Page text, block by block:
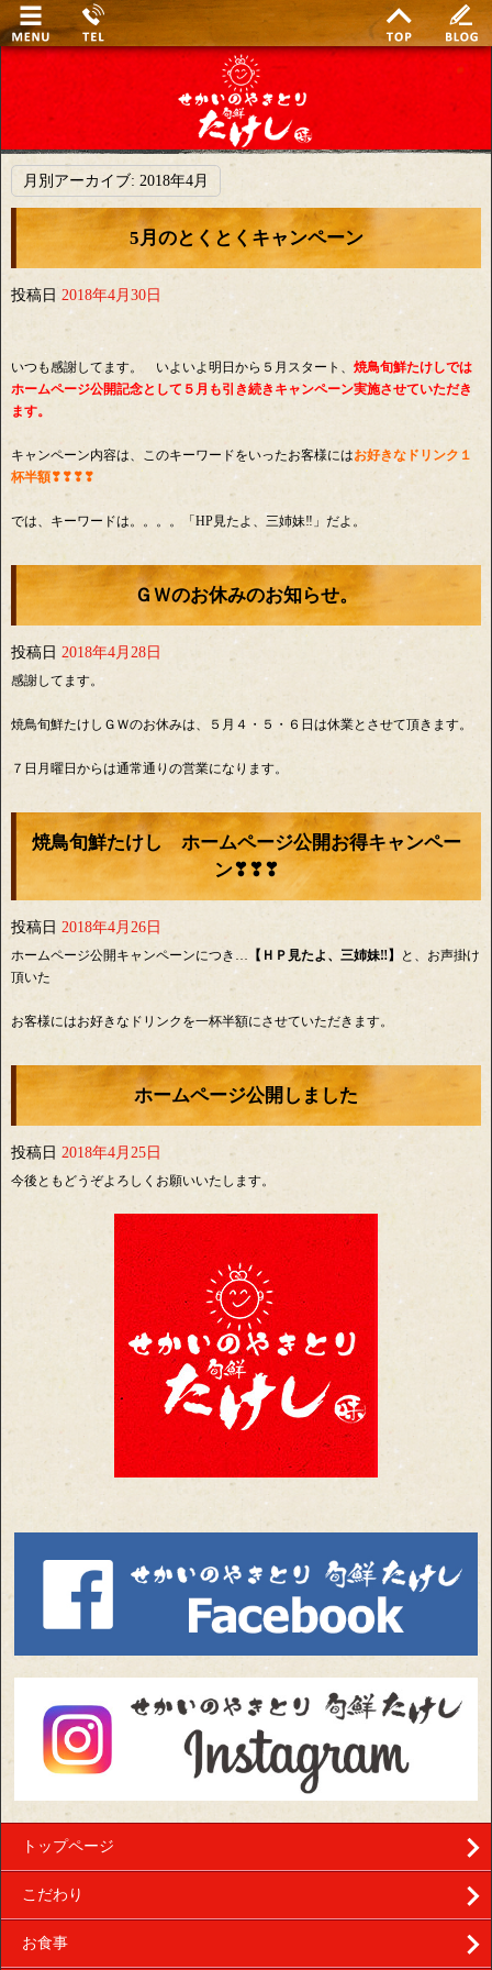
月別アーカイブ: 2018年4月
5月のとくとくキャンペーン
投稿日 2018年4月30日
いつも感謝してます。 いよいよ明日から５月スタート、 焼鳥旬鮮たけしでは
ホームページ公開記念として５月も引き続きキャンペーン実施させていただき
ます。
キャンペーン内容は、このキーワードをいったお客様にはお好きなドリンク１
杯半額❣❣❣❣
では、キーワードは。。。。「HP見たよ、三姉妹‼」だよ。
ＧＷのお休みのお知らせ。
投稿日 2018年4月28日
感謝してます。
焼鳥旬鮮たけしＧＷのお休みは、５月４・５・６日は休業とさせて頂きます。
７日月曜日からは通常通りの営業になります。
焼鳥旬鮮たけし ホームページ公開お得キャンペー
ン❣❣❣
投稿日 2018年4月26日
ホームページ公開キャンペーンにつき… 【ＨＰ見たよ、三姉妹‼】
と、お声掛け
頂いた
お客様にはお好きなドリンクを一杯半額にさせていただきます。
ホームページ公開しました
投稿日 2018年4月25日
今後ともどうぞよろしくお願いいたします。
トップページ
こだわり
お食事